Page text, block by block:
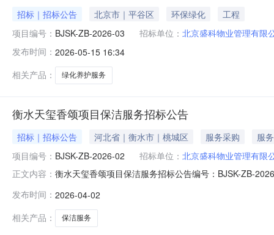
招标｜招标公告 北京市｜平谷区 环保绿化
工程
项目编号： BJSK-ZB-2026-03 招标单位： 北京盛科物业管理有限
发布时间： 2026-05-15 16:34
相关产品：
绿化养护服务
衡水天玺香颂项目保洁服务招标公告
招标｜招标公告 河北省｜衡水市｜桃城区 服务采购
服务
项目编号： BJSK-ZB-2026-02 招标单位： 北京盛科物业管理有限
正文内容： 衡水天玺香颂项目保洁服务招标公告编号：BJSK-ZB-
号，总建筑面积约26万平方米包括：住宅面积20.34万平
个，中景
发布时间： 2026-04-02
相关产品：
保洁服务